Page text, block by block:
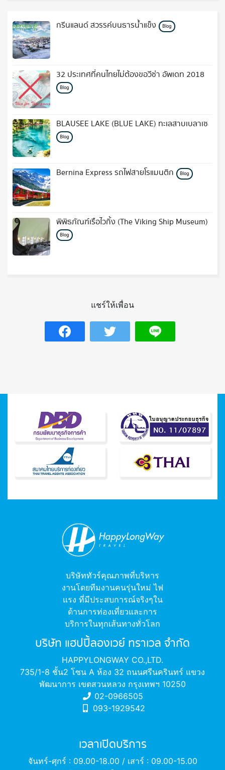
กรีนแลนด์ สวรรค์บนธารน้ำแข็ง Blog
32 ประเทศที่คนไทยไม่ต้องขอวีซ่า อัพเดท 2018
Blog
BLAUSEE LAKE (BLUE LAKE) ทะเลสาบเบลาเซ
Blog
Bernina Express รถไฟสายโรแมนติก Blog
พิพิธภัณฑ์เรือไวกิ้ง (The Viking Ship Museum)
Blog
แชร์ให้เพื่อน
บริษัททัวร์คุณภาพที่บริหาร
งานโดยทีมงานคนรุ่นใหม่ ไฟ
แรง ที่มีประสบการณ์จริงๆใน
ด้านการท่องเที่ยวและการ
บริการในทุกเส้นทางทั่วโลก
บริษัท แฮปปี้ลองเวย์ ทราเวล จำกัด
HAPPYLONGWAY CO.,LTD.
735/1-8 ชั้น2 โซน A ห้อง 32 ถนนศรีนครินทร์ แขวง
พัฒนาการ เขตสวนหลวง กรุงเทพฯ 10250
02-0966505
093-1929542
เวลาเปิดบริการ
จันทร์-ศุกร์ : 09.00-18.00 / เสาร์ : 09.00-15.00